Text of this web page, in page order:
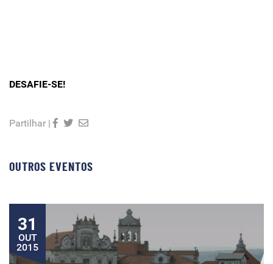
DESAFIE-SE!
Partilhar |
OUTROS EVENTOS
31
OUT
2015